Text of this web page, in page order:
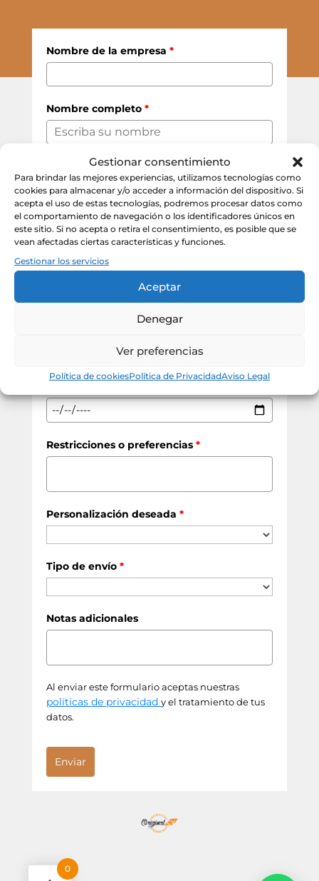
Gestionar consentimiento
Para brindar las mejores experiencias, utilizamos tecnologías como
cookies para almacenar y/o acceder a información del dispositivo. Si
acepta el uso de estas tecnologías, podremos procesar datos como
el comportamiento de navegación o los identificadores únicos en
este sitio. Si no acepta o retira el consentimiento, es posible que se
vean afectadas ciertas características y funciones.
Gestionar los servicios
Aceptar
Denegar
Ver preferencias
Política de cookiesPolítica de PrivacidadAviso Legal
Nombre de la empresa *
Nombre completo*
Correo electrónico *
Número aproximado de packs*
Restricciones o preferencias*
Personalización deseada *
Tipo de envío*
Notas adicionales
Al enviar este formulario aceptas nuestras
políticas de privacidad y el tratamiento de tus
datos.
Enviar
0